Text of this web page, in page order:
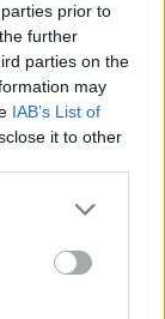
prior to
further
parties on the
may
IAB’s List of
it to other
περισσότερο!
για
ποιότητα.